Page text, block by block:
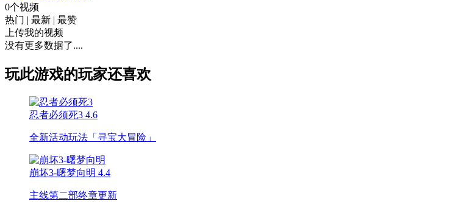
0个视频
热门 | 最新 | 最赞
上传我的视频
没有更多数据了....
玩此游戏的玩家还喜欢
忍者必须死3 4.6
全新活动玩法「寻宝大冒险」
崩坏3-曙梦向明 4.4
主线第二部终章更新